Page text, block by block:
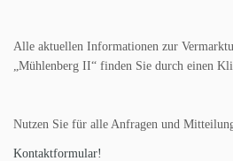
Alle aktuellen Informationen zur
„Mühlenberg II“ finden Sie durch einen
Nutzen Sie für alle Anfragen und
Kontaktformular!